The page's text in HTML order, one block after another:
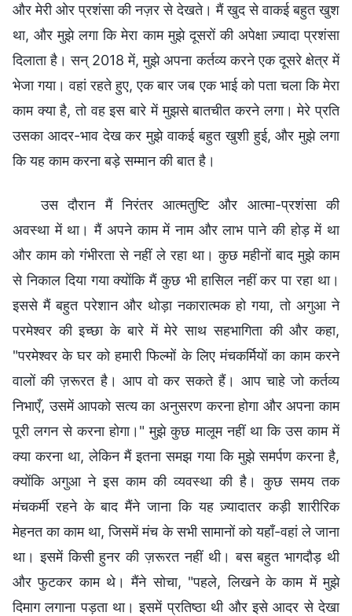
और मेरी ओर प्रशंसा की नज़र से देखते। मैं खुद से वाकई बहुत खुश
था, और मुझे लगा कि मेरा काम मुझे दूसरों की अपेक्षा ज़्यादा प्रशंसा
दिलाता है। सन् 2018 में, मुझे अपना कर्तव्य करने एक दूसरे क्षेत्र में
भेजा गया। वहां रहते हुए, एक बार जब एक भाई को पता चला कि मेरा
काम क्या है, तो वह इस बारे में मुझसे बातचीत करने लगा। मेरे प्रति
उसका आदर-भाव देख कर मुझे वाकई बहुत खुशी हुई, और मुझे लगा
कि यह काम करना बड़े सम्मान की बात है।
उस दौरान मैं निरंतर आत्मतुष्टि और आत्मा-प्रशंसा की
अवस्था में था। मैं अपने काम में नाम और लाभ पाने की होड़ में था
और काम को गंभीरता से नहीं ले रहा था। कुछ महीनों बाद मुझे काम
से निकाल दिया गया क्योंकि मैं कुछ भी हासिल नहीं कर पा रहा था।
इससे मैं बहुत परेशान और थोड़ा नकारात्मक हो गया, तो अगुआ ने
परमेश्वर की इच्छा के बारे में मेरे साथ सहभागिता की और कहा,
"परमेश्वर के घर को हमारी फिल्मों के लिए मंचकर्मियों का काम करने
वालों की ज़रूरत है। आप वो कर सकते हैं। आप चाहे जो कर्तव्य
निभाएँ, उसमें आपको सत्य का अनुसरण करना होगा और अपना काम
पूरी लगन से करना होगा।" मुझे कुछ मालूम नहीं था कि उस काम में
क्या करना था, लेकिन मैं इतना समझ गया कि मुझे समर्पण करना है,
क्योंकि अगुआ ने इस काम की व्यवस्था की है। कुछ समय तक
मंचकर्मी रहने के बाद मैंने जाना कि यह ज़्यादातर कड़ी शारीरिक
मेहनत का काम था, जिसमें मंच के सभी सामानों को यहाँ-वहां ले जाना
था। इसमें किसी हुनर की ज़रूरत नहीं थी। बस बहुत भागदौड़ थी
और फुटकर काम थे। मैंने सोचा, "पहले, लिखने के काम में मुझे
दिमाग लगाना पड़ता था। इसमें प्रतिष्ठा थी और इसे आदर से देखा